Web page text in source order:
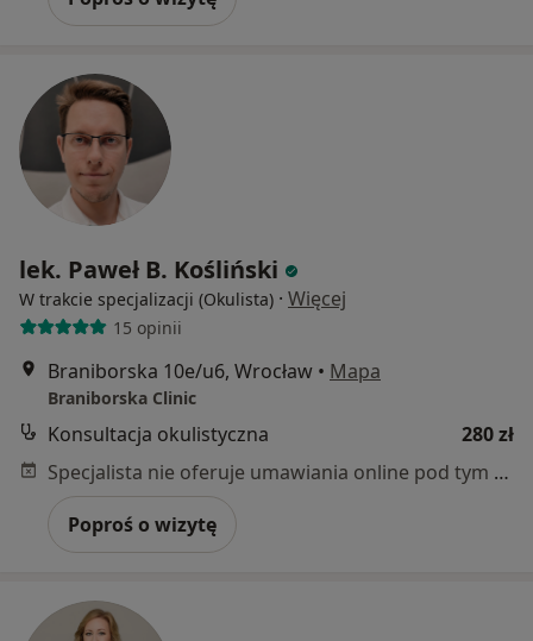
lek. Paweł B. Kośliński
W trakcie specjalizacji (Okulista) · Więcej
15 opinii
Braniborska 10e/u6, Wrocław • Mapa
Braniborska Clinic
Konsultacja okulistyczna
280 zł
Specjalista nie oferuje umawiania online pod tym adresem.
Poproś o wizytę